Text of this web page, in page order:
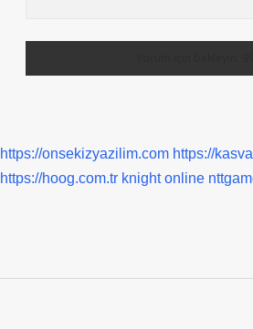
https://onsekizyazilim.com https://
https://hoog.com.tr knight online